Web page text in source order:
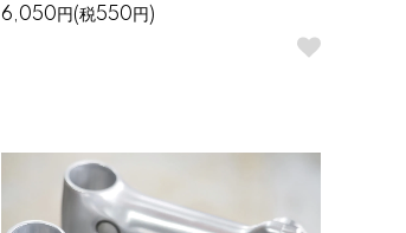
6,050円(税550円)